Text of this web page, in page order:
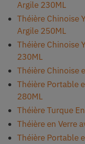
Argile 230ML
Théière Chinoise
Argile 250ML
Théière Chinoise
230ML
Théière Chinoise
Théière Portable
280ML
Théière Turque
Théière en Verre
Théière Portable